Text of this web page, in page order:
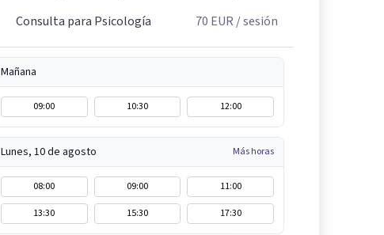
Consulta para Psicología
70 EUR / sesión
Mañana
09:00 10:30 12:00
Lunes, 10 de agosto Más horas
08:00 09:00
11:00
13:30
15:30 17:30